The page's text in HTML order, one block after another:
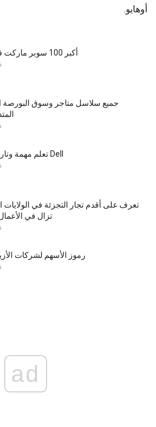
أوهايو.
أكبر 100 سوبر ماركت في العالم
جميع سلاسل متاجر وسوق البورصة
تعلم مهمة وتاريخ أجهزة Dell
تعرف على أقدم تجار التجزئة في الولايات
تزال في
رموز الأسهم لشركات
ad